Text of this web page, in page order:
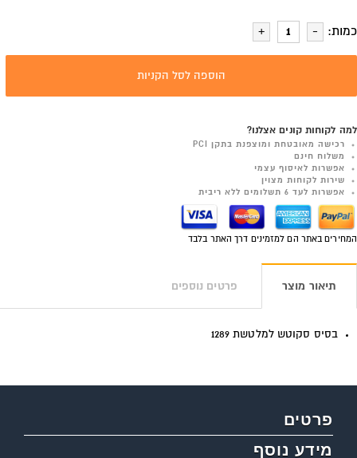
כמות:
הוספה לסל הקניות
למה לקוחות קונים אצלנו?
רכישה מאובטחת ומוצפנת בתקן PCI
משלוח חינם
אפשרות לאיסוף עצמי
שירות לקוחות מצוין
אפשרות לעד 6 תשלומים ללא ריבית
המחירים באתר הם למזמינים דרך האתר בלבד
תיאור מוצר פרטים נוספים
בסיס סקוטש למלטשת 1289
פרטים
מידע נוסף